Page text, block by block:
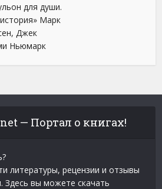
для души.
Марк
Джек
Ньюмарк
— Портал о книгах!
литературы, рецензии и отзывы
Здесь вы можете скачать